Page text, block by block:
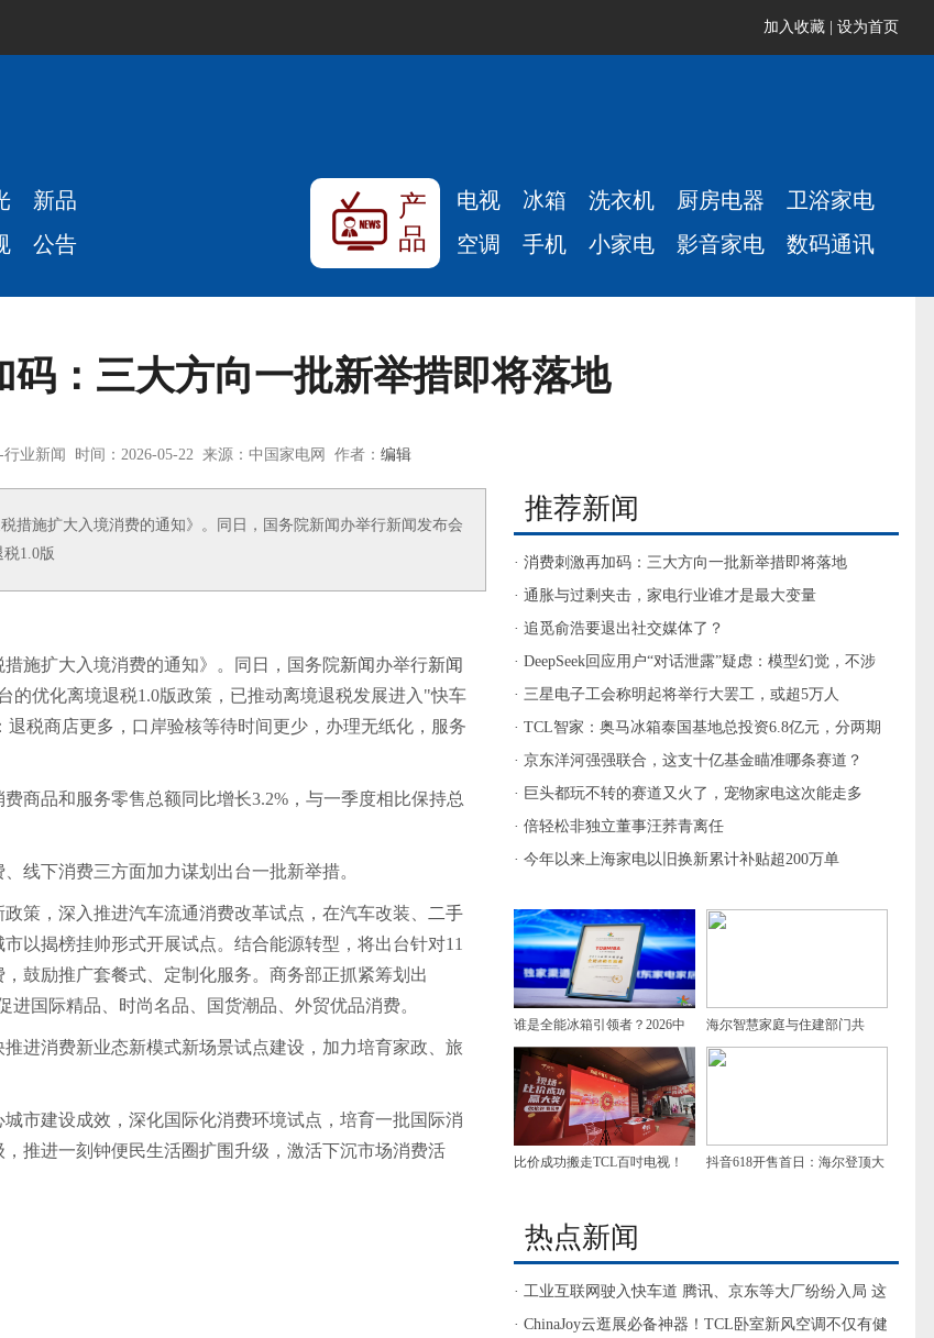
加入收藏 设为首页
新品
公告
产
品
电视 冰箱 洗衣机 厨房电器
卫浴家电
空调
手机 小家电 影音家电 数码通讯
码：三大方向一批新举措即将落地
业新闻 时间：2026-05-22 来源：中国家电网 作者： 编辑
施扩大入境消费的通知》。同日，国务院新闻办举行新闻发布会
1.0版
施扩大入境消费的通知》。同日，国务院新闻办举行新闻
的优化离境退税1.0版政策，已推动离境退税发展进入"快车
税商店更多，口岸验核等待时间更少，办理无纸化，服务
品和服务零售总额同比增长3.2%，与一季度相比保持总
下消费三方面加力谋划出台一批新举措。
，深入推进汽车流通消费改革试点，在汽车改装、
二手
以揭榜挂帅形式开展试点。结合能源转型，将出台针对11
，鼓励推广套餐式、定制化服务。商务部正抓紧筹划出
国际精品、时尚名品、国货潮品、外贸优品消费。
消费新业态新模式新场景试点建设，加力培育家政、旅
建设成效，深化国际化消费环境试点，培育一批国际消
推进一刻钟便民生活圈扩围升级，激活下沉市场消费活
推荐新闻
· 消费刺激再加码：三大方向一批新举措即将落地
· 通胀与过剩夹击，家电行业谁才是最大变量
· 追觅俞浩要退出社交媒体了？
· DeepSeek回应用户“对话泄露”疑虑：模型幻觉，不涉
及安全问题
· 三星电子工会称明起将举行大罢工，或超5万人
· TCL智家：奥马冰箱泰国基地总投资6.8亿元，分两期
建设
· 京东洋河强强联合，这支十亿基金瞄准哪条赛道？
· 巨头都玩不转的赛道又火了，宠物家电这次能走多
远？
· 倍轻松非独立董事汪荞青离任
· 今年以来上海家电以旧换新累计补贴超200万单
谁是全能冰箱引领者？2026中
国冰箱高峰论坛给出答案！
海尔智慧家庭与住建部门共
建“好房子”样板
比价成功搬走TCL百吋电视！
价520火爆开启
抖音618开售首日：海尔登顶大
热点新闻
· 工业互联网驶入快车道 腾讯、京东等大厂纷纷入局 这
些方向来了
· ChinaJoy云逛展必备神器！TCL卧室新风空调不仅有健